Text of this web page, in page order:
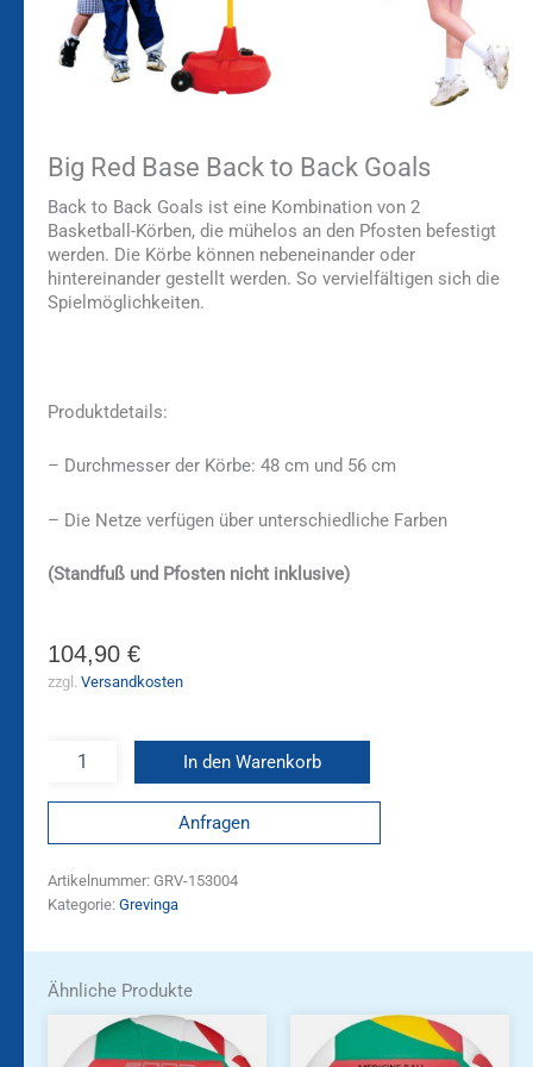
Big Red Base Back to Back Goals
Back to Back Goals ist eine Kombination von 2
Basketball-Körben, die mühelos an den Pfosten befestigt
werden. Die Körbe können nebeneinander oder
hintereinander gestellt werden. So vervielfältigen sich die
Spielmöglichkeiten.
Produktdetails:
– Durchmesser der Körbe: 48 cm und 56 cm
– Die Netze verfügen über unterschiedliche Farben
(Standfuß und Pfosten nicht inklusive)
104,90 €
zzgl. Versandkosten
In den Warenkorb
Anfragen
Artikelnummer: GRV-153004
Kategorie: Grevinga
Ähnliche Produkte